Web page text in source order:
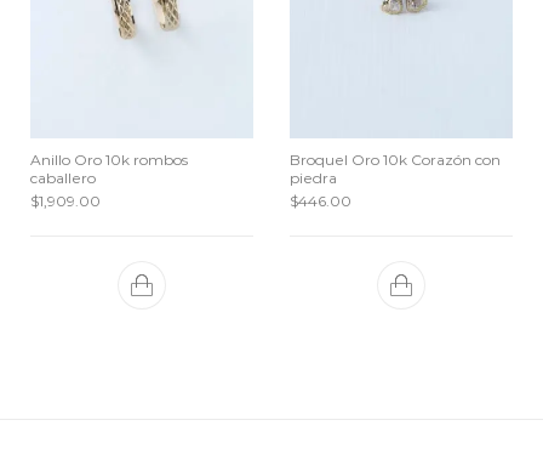
Anillo Oro 10k rombos
caballero
$1,909.00
Broquel Oro 10k Corazón con
piedra
$446.00